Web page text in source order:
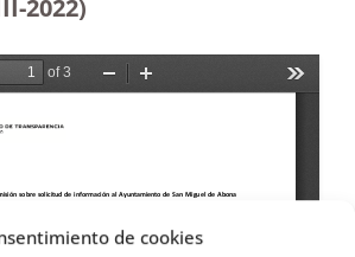
de cookies
2022)